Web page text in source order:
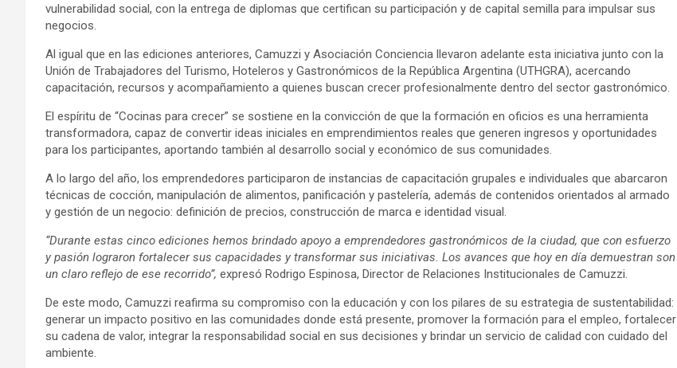
vulnerabilidad social, con la entrega de diplomas que certifican su participación y de capital semilla para impulsar sus
negocios.
Al igual que en las ediciones anteriores, Camuzzi y Asociación Conciencia llevaron adelante esta iniciativa junto con la
Unión de Trabajadores del Turismo, Hoteleros y Gastronómicos de la República Argentina (UTHGRA), acercando
capacitación, recursos y acompañamiento a quienes buscan crecer profesionalmente dentro del sector gastronómico.
El espíritu de “Cocinas para crecer” se sostiene en la convicción de que la formación en oficios es una herramienta
transformadora, capaz de convertir ideas iniciales en emprendimientos reales que generen ingresos y oportunidades
para los participantes, aportando también al desarrollo social y económico de sus comunidades.
A lo largo del año, los emprendedores participaron de instancias de capacitación grupales e individuales que abarcaron
técnicas de cocción, manipulación de alimentos, panificación y pastelería, además de contenidos orientados al armado
y gestión de un negocio: definición de precios, construcción de marca e identidad visual.
“Durante estas cinco ediciones hemos brindado apoyo a emprendedores gastronómicos de la ciudad, que con esfuerzo
y pasión lograron fortalecer sus capacidades y transformar sus iniciativas. Los avances que hoy en día demuestran son
un claro reflejo de ese recorrido”, expresó Rodrigo Espinosa, Director de Relaciones Institucionales de Camuzzi.
De este modo, Camuzzi reafirma su compromiso con la educación y con los pilares de su estrategia de sustentabilidad:
generar un impacto positivo en las comunidades donde está presente, promover la formación para el empleo, fortalecer
su cadena de valor, integrar la responsabilidad social en sus decisiones y brindar un servicio de calidad con cuidado del
ambiente.